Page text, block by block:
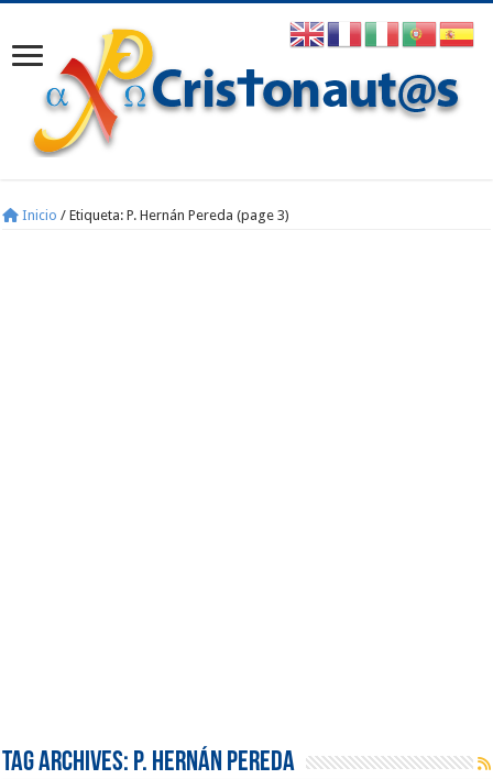
Inicio / Etiqueta:P. Hernán Pereda (page 3)
Tag Archives: P. Hernán Pereda